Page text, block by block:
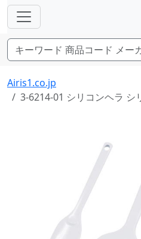
Airis1.co.jp
3-6214-01 シリコンヘラ シ